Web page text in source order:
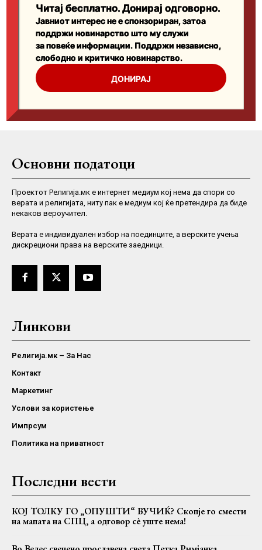
Основни податоци
Проектот Религија.мк е интернет медиум кој нема да спори со
верата и религијата, ниту пак е медиум кој ќе претендира да биде
некаков вероучител.
Верaта е индивидуален избор на поединците, а верските учења
дискрециони права на верските заедници.
Линкови
Религија.мк – За Нас
Контакт
Маркетинг
Услови за користење
Импрсум
Политика на приватност
Последни вести
КОЈ ТОЛКУ ГО „ОПУШТИ“ ВУЧИЌ? Скопје го смести
на мапата на СПЦ, а одговор сè уште нема!